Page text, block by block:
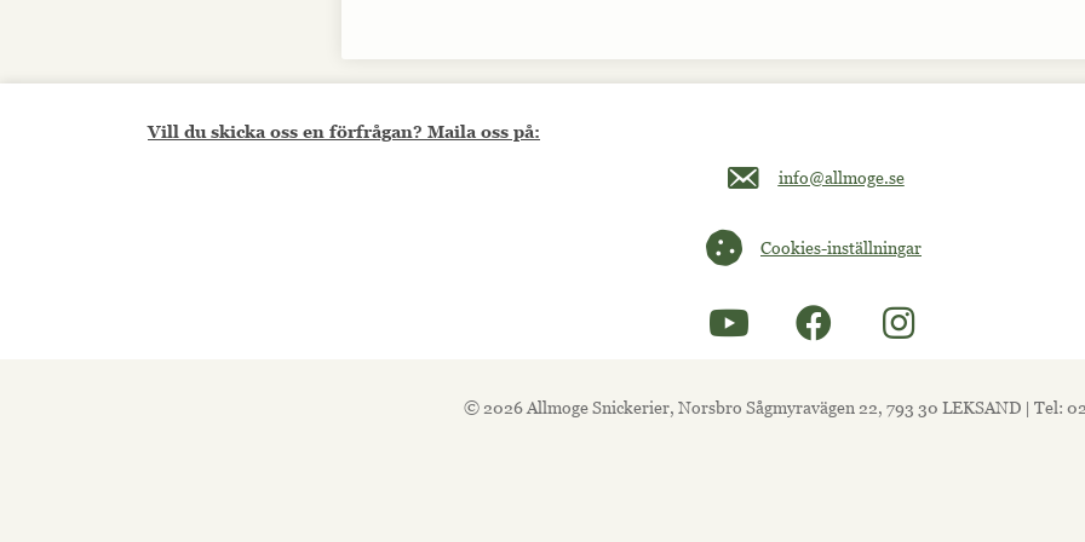
Vill du skicka oss en förfrågan? Maila oss på:
Maila oss på info@allmoge.se
info@allmoge.se
Cookies-inställningar
Cookies-inställningar
© 2026 Allmoge Snickerier, Norsbro Sågmyravägen 22, 793 30 LEKSAND | Tel: